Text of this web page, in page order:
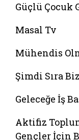
Güçlü Çocuk
Masal Tv
Mühendis
Şimdi Sıra
Geleceğe İş
Aktifiz
Gençler İçin